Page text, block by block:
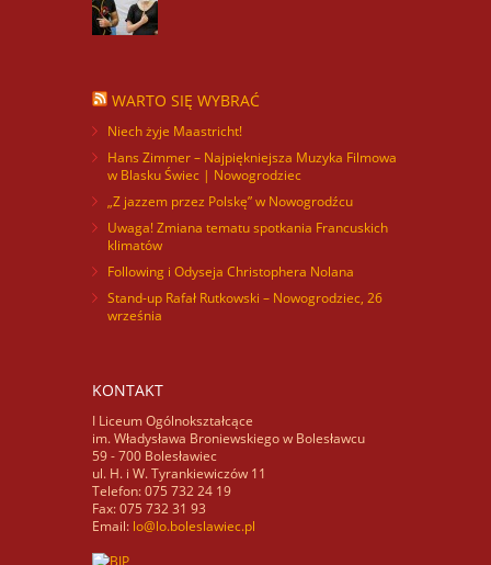
WARTO SIĘ WYBRAĆ
Niech żyje Maastricht!
Hans Zimmer – Najpiękniejsza Muzyka Filmowa
w Blasku Świec | Nowogrodziec
„Z jazzem przez Polskę” w Nowogrodźcu
Uwaga! Zmiana tematu spotkania Francuskich
klimatów
Following i Odyseja Christophera Nolana
Stand-up Rafał Rutkowski – Nowogrodziec, 26
września
KONTAKT
I Liceum Ogólnokształcące
im. Władysława Broniewskiego w Bolesławcu
59 - 700 Bolesławiec
ul. H. i W. Tyrankiewiczów 11
Telefon: 075 732 24 19
Fax: 075 732 31 93
Email: lo@lo.boleslawiec.pl